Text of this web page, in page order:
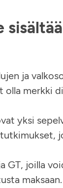
ja
merkki
yksi
GT, joilla
maksaan.